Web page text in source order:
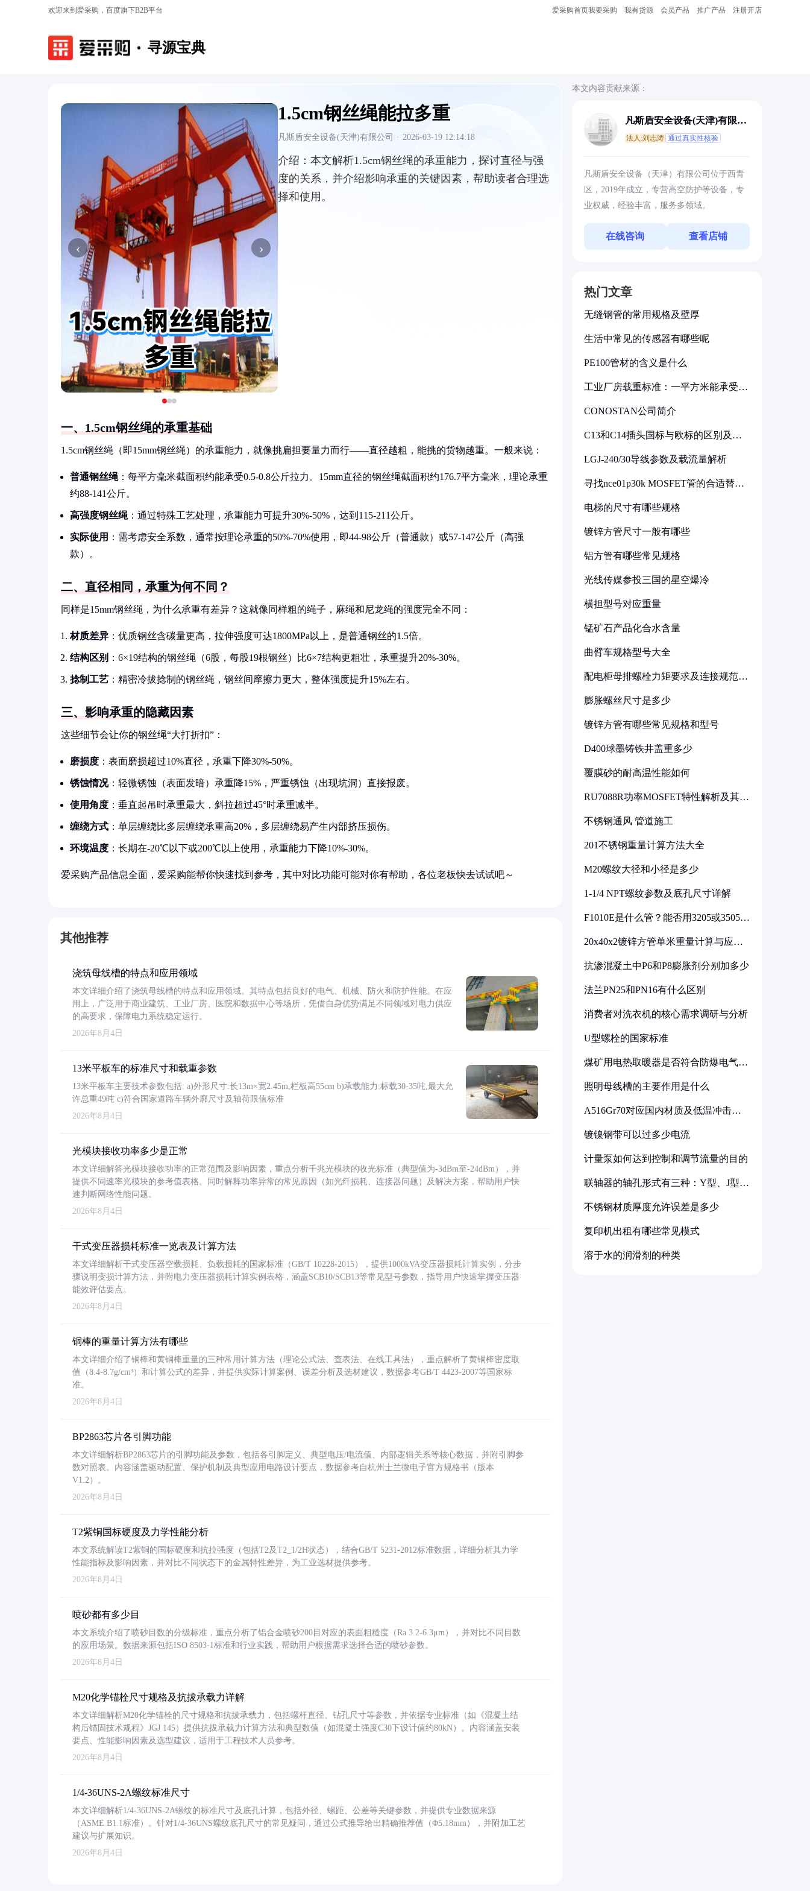
欢迎来到爱采购，百度旗下B2B平台 爱采购首页我要采购 我有货源 会员产品 推广产品 注册开店
寻源宝典
‹ ›
1.5cm钢丝绳能拉多重
凡斯盾安全设备(天津)有限公司 · 2026-03-19 12:14:18
介绍： 本文解析1.5cm钢丝绳的承重能力，探讨直径与强
度的关系，并介绍影响承重的关键因素，帮助读者合理选
择和使用。
一、1.5cm钢丝绳的承重基础
1.5cm钢丝绳（即15mm钢丝绳）的承重能力，就像挑扁担要量力而行——直径越粗，能挑的货物越重。一般来说：
普通钢丝绳 ：每平方毫米截面积约能承受0.5-0.8公斤拉力。15mm直径的钢丝绳截面积约176.7平方毫米，理论承重
约88-141公斤。
高强度钢丝绳 ：通过特殊工艺处理，承重能力可提升30%-50%，达到115-211公斤。
实际使用 ：需考虑安全系数，通常按理论承重的50%-70%使用，即44-98公斤（普通款）或57-147公斤（高强
款）。
二、直径相同，承重为何不同？
同样是15mm钢丝绳，为什么承重有差异？这就像同样粗的绳子，麻绳和尼龙绳的强度完全不同：
材质差异 ：优质钢丝含碳量更高，拉伸强度可达1800MPa以上，是普通钢丝的1.5倍。
结构区别 ：6×19结构的钢丝绳（6股，每股19根钢丝）比6×7结构更粗壮，承重提升20%-30%。
捻制工艺 ：精密冷拔捻制的钢丝绳，钢丝间摩擦力更大，整体强度提升15%左右。
三、影响承重的隐藏因素
这些细节会让你的钢丝绳“大打折扣”：
磨损度 ：表面磨损超过10%直径，承重下降30%-50%。
锈蚀情况：轻微锈蚀（表面发暗）承重降15%，严重锈蚀（出现坑洞）直接报废。
使用角度 ：垂直起吊时承重最大，斜拉超过45°时承重减半。
缠绕方式 ：单层缠绕比多层缠绕承重高20%，多层缠绕易产生内部挤压损伤。
环境温度 ：长期在-20℃以下或200℃以上使用，承重能力下降10%-30%。
爱采购产品信息全面，爱采购能帮你快速找到参考，其中对比功能可能对你有帮助，各位老板快去试试吧～
其他推荐
浇筑母线槽的特点和应用领域
本文详细介绍了浇筑母线槽的特点和应用领域。其特点包括良好的电气、机械、防火和防护性能。在应
用上，广泛用于商业建筑、工业厂房、医院和数据中心等场所，凭借自身优势满足不同领域对电力供应
的高要求，保障电力系统稳定运行。
2026年8月4日
13米平板车的标准尺寸和载重参数
13米平板车主要技术参数包括: a)外形尺寸:长13m×宽2.45m,栏板高55cm b)承载能力:标载30-35吨,最大允
许总重49吨 c)符合国家道路车辆外廓尺寸及轴荷限值标准
2026年8月4日
光模块接收功率多少是正常
本文详细解答光模块接收功率的正常范围及影响因素，重点分析千兆光模块的收光标准（典型值为-3dBm至-24dBm），并
提供不同速率光模块的参考值表格。同时解释功率异常的常见原因（如光纤损耗、连接器问题）及解决方案，帮助用户快
速判断网络性能问题。
2026年8月4日
干式变压器损耗标准一览表及计算方法
本文详细解析干式变压器空载损耗、负载损耗的国家标准（GB/T 10228-2015），提供1000kVA变压器损耗计算实例，分步
骤说明变损计算方法，并附电力变压器损耗计算实例表格，涵盖SCB10/SCB13等常见型号参数，指导用户快速掌握变压器
能效评估要点。
2026年8月4日
铜棒的重量计算方法有哪些
本文详细介绍了铜棒和黄铜棒重量的三种常用计算方法（理论公式法、查表法、在线工具法），重点解析了黄铜棒密度取
值（8.4-8.7g/cm³）和计算公式的差异，并提供实际计算案例、误差分析及选材建议，数据参考GB/T 4423-2007等国家标
准。
2026年8月4日
BP2863芯片各引脚功能
本文详细解析BP2863芯片的引脚功能及参数，包括各引脚定义、典型电压/电流值、内部逻辑关系等核心数据，并附引脚参
数对照表。内容涵盖驱动配置、保护机制及典型应用电路设计要点，数据参考自杭州士兰微电子官方规格书（版本
V1.2）。
2026年8月4日
T2紫铜国标硬度及力学性能分析
本文系统解读T2紫铜的国标硬度和抗拉强度（包括T2及T2_1/2H状态），结合GB/T 5231-2012标准数据，详细分析其力学
性能指标及影响因素，并对比不同状态下的金属特性差异，为工业选材提供参考。
2026年8月4日
喷砂都有多少目
本文系统介绍了喷砂目数的分级标准，重点分析了铝合金喷砂200目对应的表面粗糙度（Ra 3.2-6.3μm），并对比不同目数
的应用场景。数据来源包括ISO 8503-1标准和行业实践，帮助用户根据需求选择合适的喷砂参数。
2026年8月4日
M20化学锚栓尺寸规格及抗拔承载力详解
本文详细解析M20化学锚栓的尺寸规格和抗拔承载力，包括螺杆直径、钻孔尺寸等参数，并依据专业标准（如《混凝土结
构后锚固技术规程》JGJ 145）提供抗拔承载力计算方法和典型数值（如混凝土强度C30下设计值约80kN）。内容涵盖安装
要点、性能影响因素及选型建议，适用于工程技术人员参考。
2026年8月4日
1/4-36UNS-2A螺纹标准尺寸
本文详细解析1/4-36UNS-2A螺纹的标准尺寸及底孔计算，包括外径、螺距、公差等关键参数，并提供专业数据来源
（ASME B1.1标准）。针对1/4-36UNS螺纹底孔尺寸的常见疑问，通过公式推导给出精确推荐值（Φ5.18mm），并附加工艺
建议与扩展知识。
2026年8月4日
本文内容贡献来源：
凡斯盾安全设备(天津)有限公
法人:刘志涛 通过真实性核验
凡斯盾安全设备（天津）有限公司位于西青
区，2019年成立，专营高空防护等设备，专
业权威，经验丰富，服务多领域。
在线咨询 查看店铺
热门文章
无缝钢管的常用规格及壁厚
生活中常见的传感器有哪些呢
PE100管材的含义是什么
工业厂房载重标准：一平方米能承受多
CONOSTAN公司简介
C13和C14插头国标与欧标的区别及其
LGJ-240/30导线参数及载流量解析
寻找nce01p30k MOSFET管的合适替代
电梯的尺寸有哪些规格
镀锌方管尺寸一般有哪些
铝方管有哪些常见规格
光线传媒参投三国的星空爆冷
横担型号对应重量
锰矿石产品化合水含量
曲臂车规格型号大全
配电柜母排螺栓力矩要求及连接规范详
膨胀螺丝尺寸是多少
镀锌方管有哪些常见规格和型号
D400球墨铸铁井盖重多少
覆膜砂的耐高温性能如何
RU7088R功率MOSFET特性解析及其在
不锈钢通风 管道施工
201不锈钢重量计算方法大全
M20螺纹大径和小径是多少
1-1/4 NPT螺纹参数及底孔尺寸详解
F1010E是什么管？能否用3205或3505代
20x40x2镀锌方管单米重量计算与应用
抗渗混凝土中P6和P8膨胀剂分别加多少
法兰PN25和PN16有什么区别
消费者对洗衣机的核心需求调研与分析
U型螺栓的国家标准
煤矿用电热取暖器是否符合防爆电气设
照明母线槽的主要作用是什么
A516Gr70对应国内材质及低温冲击要
镀镍钢带可以过多少电流
计量泵如何达到控制和调节流量的目的
联轴器的轴孔形式有三种：Y型、J型、
不锈钢材质厚度允许误差是多少
复印机出租有哪些常见模式
溶于水的润滑剂的种类